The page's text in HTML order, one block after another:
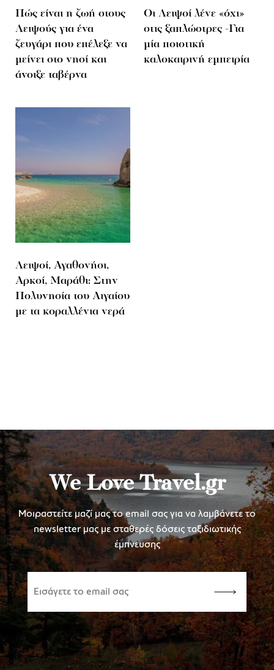
Πώς είναι η ζωή στους
Λειψούς για ένα
ζευγάρι που επέλεξε να
μείνει στο νησί και
άνοιξε ταβέρνα
Οι Λειψοί λένε «όχι»
στις ξαπλώστρες -Για
μία ποιοτική
καλοκαιρινή εμπειρία
Λειψοί, Αγαθονήσι,
Αρκοί, Μαράθι: Στην
Πολυνησία του Αιγαίου
με τα κοραλλένια νερά
We Love Travel.gr
Μοιραστείτε μαζί μας το email σας για να λαμβάνετε το
newsletter μας με σταθερές δόσεις ταξιδιωτικής
έμπνευσης